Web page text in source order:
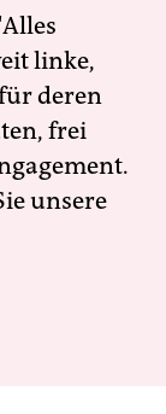
linke,
deren
frei
unsere